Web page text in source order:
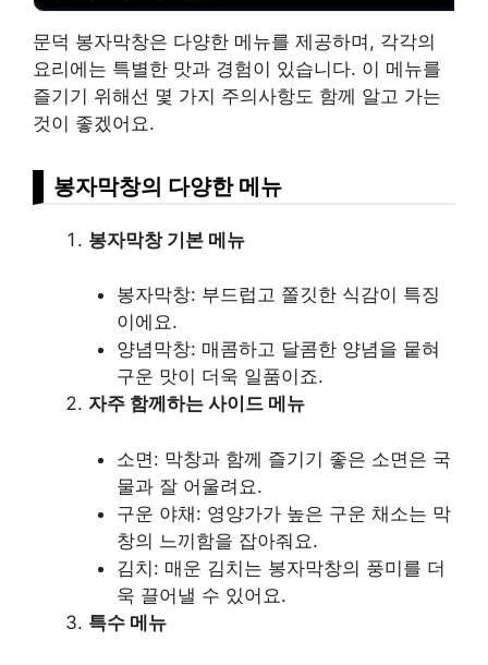
문덕 봉자막창은 다양한 메뉴를 제공하며, 각각의
요리에는 특별한 맛과 경험이 있습니다. 이 메뉴를
즐기기 위해선 몇 가지 주의사항도 함께 알고 가는
것이 좋겠어요.
봉자막창의 다양한 메뉴
봉자막창 기본 메뉴
봉자막창: 부드럽고 쫄깃한 식감이 특징
이에요.
양념막창: 매콤하고 달콤한 양념을 뭍혀
구운 맛이 더욱 일품이죠.
자주 함께하는 사이드 메뉴
소면: 막창과 함께 즐기기 좋은 소면은 국
물과 잘 어울려요.
구운 야채: 영양가가 높은 구운 채소는 막
창의 느끼함을 잡아줘요.
김치: 매운 김치는 봉자막창의 풍미를 더
욱 끌어낼 수 있어요.
특수 메뉴